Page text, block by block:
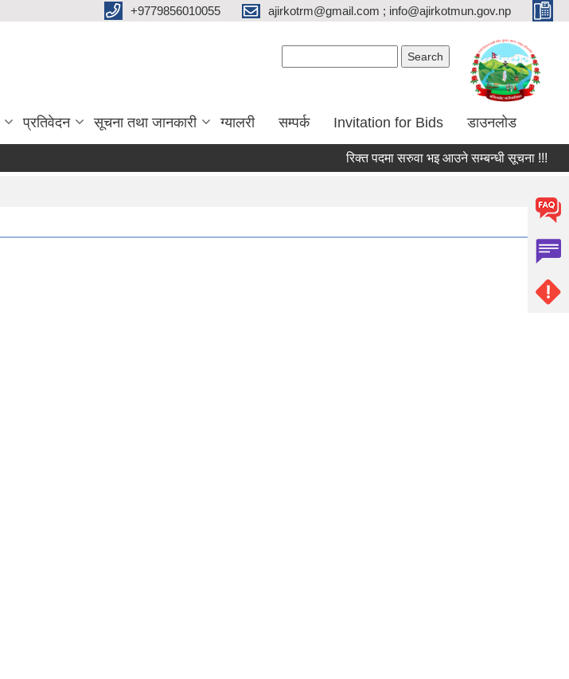
+9779856010055 ajirkotrm@gmail.com ; info@ajirkotmun.gov.np
प्रतिवेदन सूचना तथा जानकारी ग्यालरी सम्पर्क Invitation for Bids डाउनलोड
रिक्त पदमा सरुवा भइ आउने सम्बन्धी सूचना !!!